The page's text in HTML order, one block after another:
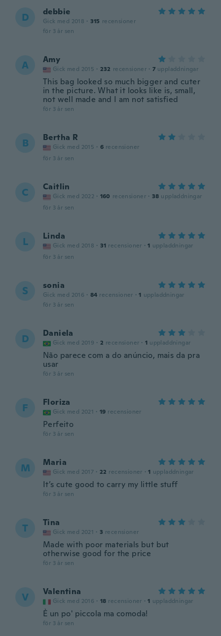
D debbie
Gick med 2018 · 315 recensioner
för 3 år sen
A Amy
Gick med 2015 · 232 recensioner · 7 uppladdningar
This bag looked so much bigger and cuter
in the picture. What it looks like is, small,
not well made and I am not satisfied
för 3 år sen
B Bertha R
Gick med 2015 · 6 recensioner
för 3 år sen
C Caitlin
Gick med 2022 · 160 recensioner · 38 uppladdningar
för 3 år sen
L Linda
Gick med 2018 · 31 recensioner · 1 uppladdningar
för 3 år sen
S sonia
Gick med 2016 · 84 recensioner · 1 uppladdningar
för 3 år sen
D Daniela
Gick med 2019 · 2 recensioner · 1 uppladdningar
Não parece com a do anúncio, mais da pra
usar
för 3 år sen
F Floriza
Gick med 2021 · 19 recensioner
Perfeito
för 3 år sen
M Maria
Gick med 2017 · 22 recensioner · 1 uppladdningar
It’s cute good to carry my little stuff
för 3 år sen
T Tina
Gick med 2021 · 3 recensioner
Made with poor materials but but
otherwise good for the price
för 3 år sen
V Valentina
Gick med 2016 · 18 recensioner · 1 uppladdningar
È un po' piccola ma comoda!
för 3 år sen